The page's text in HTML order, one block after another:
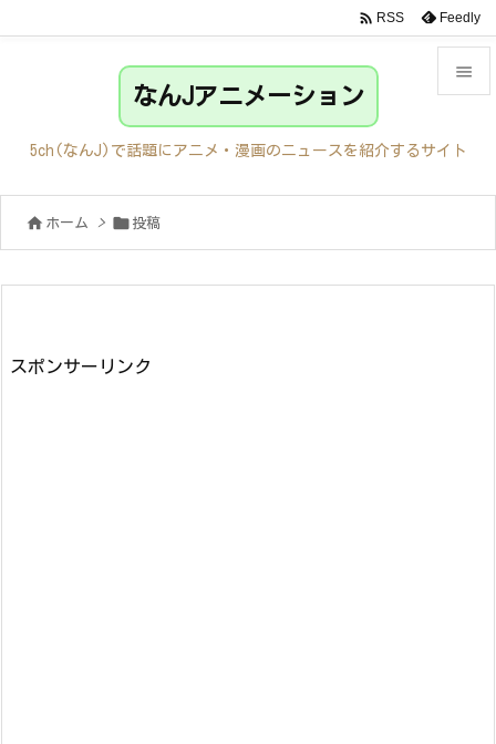

サイド
前へ

 RSS Feedly
なんJアニメーション
5ch(なんJ)で話題にアニメ・漫画のニュースを紹介するサイト
 ホーム >  投稿
スポンサーリンク